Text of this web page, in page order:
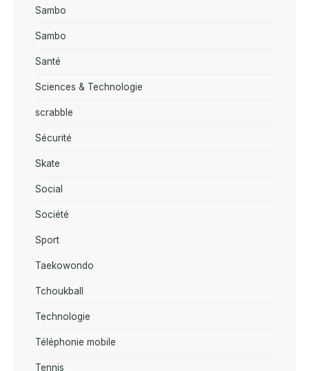
Sambo
Sambo
Santé
Sciences & Technologie
scrabble
Sécurité
Skate
Social
Société
Sport
Taekowondo
Tchoukball
Technologie
Téléphonie mobile
Tennis